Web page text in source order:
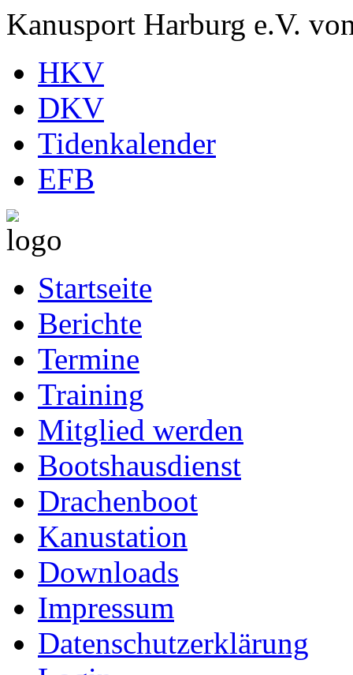
Kanusport Harburg e.V.
HKV
DKV
Tidenkalender
EFB
Startseite
Berichte
Termine
Training
Mitglied werden
Bootshausdienst
Drachenboot
Kanustation
Downloads
Impressum
Datenschutzerklärung